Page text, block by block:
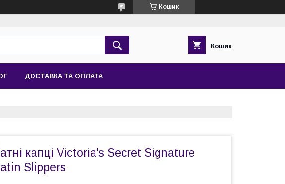
Кошик
Кошик
ДОСТАВКА ТА ОПЛАТА
капці Victoria's Secret Signature
Slippers